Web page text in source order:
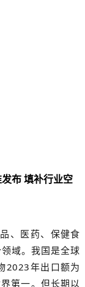
布 填补行业空
、医药、保健食
域。我国是全球
2023年出口额为
第一。但长期以